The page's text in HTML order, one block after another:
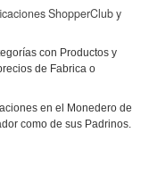
ShopperClub y
con Productos y
de Fabrica o
en el Monedero de
como de sus Padrinos.